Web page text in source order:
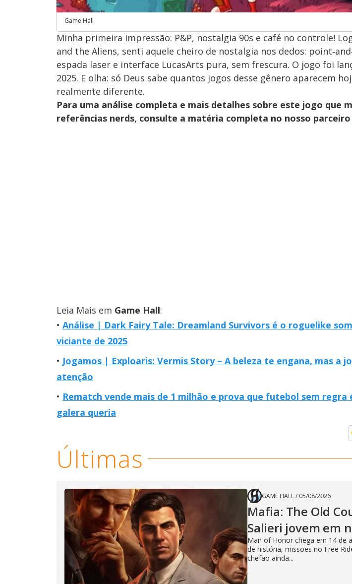
Game Hall
Minha primeira impressão: P&P, nostalgia 90s e café no controle!
and the Aliens, senti aquele cheiro de nostalgia nos dedos:
espada laser e interface LucasArts pura, sem frescura. O jogo foi
2025. E olha: só Deus sabe quantos jogos desse gênero aparecem
realmente diferente.
Para uma análise completa e mais detalhes sobre este jogo que
referências nerds, consulte a matéria completa no nosso parceiro
Leia Mais em Game Hall:
Análise | Dark Fairy Tale: Dreamland Survivors é o roguelike
viciante de 2025
Jogamos | Exploaris: Vermis Story – A beleza te engana, mas a
atenção
Rematch vende mais de 1 milhão e prova que futebol sem regra
galera queria
Últimas
GAME HALL/ 05/08/2026
Mafia: The Old
Salieri jovem em
Man of Honor chega em 14 de
de história, missões no Free
chefão ainda...